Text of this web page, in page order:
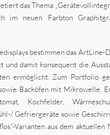
das Thema
im neuen Farbton
bestimmen das ArtLine-
und damit konsequent die
ermöglicht. Zum Portfolio
Backöfen mit Mikrowelle.
Kochfelder,
Gefriergeräte sowie
Varianten aus dem aktuellen